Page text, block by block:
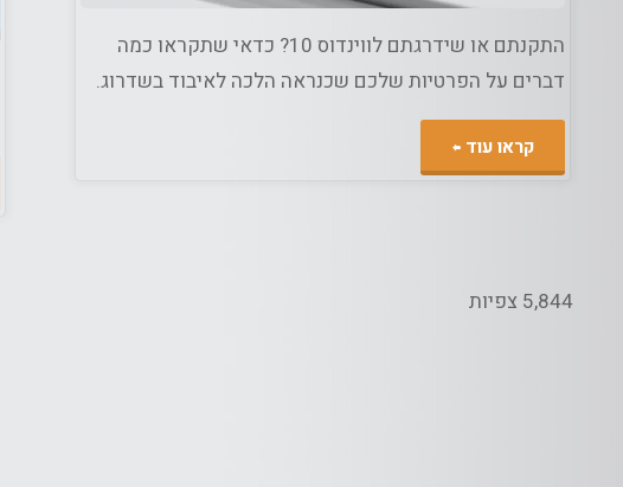
התקנתם או שידרגתם לווינדוס 10? כדאי שתקראו כמה
דברים על הפרטיות שלכם שכנראה הלכה לאיבוד בשדרוג.
קראו עוד
5,844 צפיות